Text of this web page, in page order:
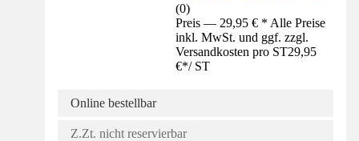
(0)
Preis — 29,95 € * Alle Preise
inkl. MwSt. und ggf. zzgl.
Versandkosten pro ST29,95
€*/ ST
Online bestellbar
Z.Zt. nicht reservierbar